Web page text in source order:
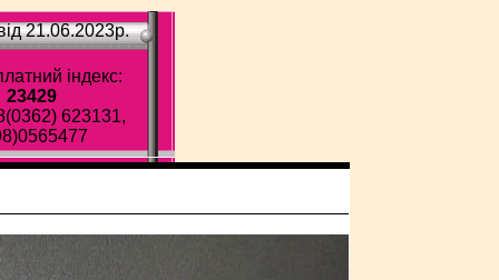
21.06.2023p.
індекс:
23429
623131,